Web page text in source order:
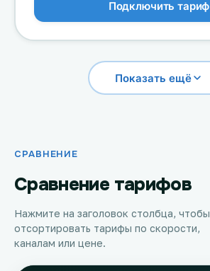
Подключить тариф
Показать ещё
СРАВНЕНИЕ
Сравнение тарифов
Нажмите на заголовок столбца, чтобы
отсортировать тарифы по скорости,
каналам или цене.